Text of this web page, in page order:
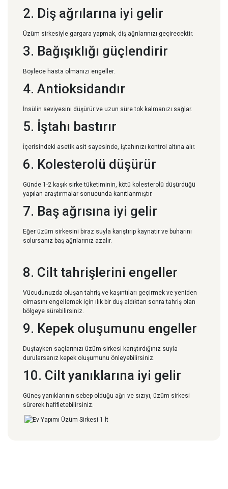
2. Diş ağrılarına iyi gelir
Üzüm sirkesiyle gargara yapmak, diş ağrılarınızı geçirecektir.
3. Bağışıklığı güçlendirir
Böylece hasta olmanızı engeller.
4. Antioksidandır
İnsülin seviyesini düşürür ve uzun süre tok kalmanızı sağlar.
5. İştahı bastırır
İçerisindeki asetik asit sayesinde, iştahınızı kontrol altına alır.
6. Kolesterolü düşürür
Günde 1-2 kaşık sirke tüketiminin, kötü kolesterolü düşürdüğü
yapılan araştırmalar sonucunda kanıtlanmıştır.
7. Baş ağrısına iyi gelir
Eğer üzüm sirkesini biraz suyla karıştırıp kaynatır ve buharını
solursanız baş ağrılarınız azalır.
8. Cilt tahrişlerini engeller
Vücudunuzda oluşan tahriş ve kaşıntıları geçirmek ve yeniden
olmasını engellemek için ılık bir duş aldıktan sonra tahriş olan
bölgeye sürebilirsiniz.
9. Kepek oluşumunu engeller
Duştayken saçlarınızı üzüm sirkesi karıştırdığınız suyla
durularsanız kepek oluşumunu önleyebilirsiniz.
10. Cilt yanıklarına iyi gelir
Güneş yanıklarının sebep olduğu ağrı ve sızıyı, üzüm sirkesi
sürerek hafifletebilirsiniz.